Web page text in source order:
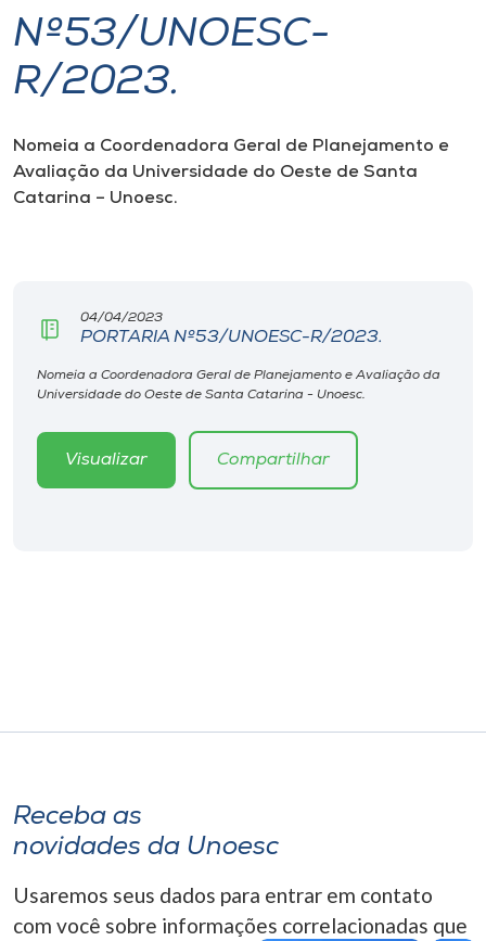
I.nova
Cultura
Editora
Rádio
A+
Nº53/UNOESC-
R/2023.
Nomeia a Coordenadora Geral de Planejamento e
Avaliação da Universidade do Oeste de Santa
Catarina – Unoesc.
04/04/2023
PORTARIA Nº53/UNOESC-R/2023.
Nomeia a Coordenadora Geral de Planejamento e Avaliação da
Universidade do Oeste de Santa Catarina - Unoesc.
Visualizar Compartilhar
Receba as
novidades da Unoesc
Usaremos seus dados para entrar em contato
com você sobre informações correlacionadas que